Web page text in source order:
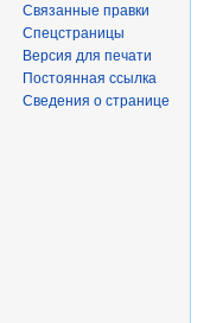
Связанные правки
Спецстраницы
Версия для печати
Постоянная ссылка
Сведения о странице